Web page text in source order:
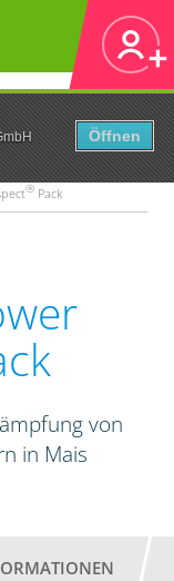
Öffnen
® Pack
von
in Mais